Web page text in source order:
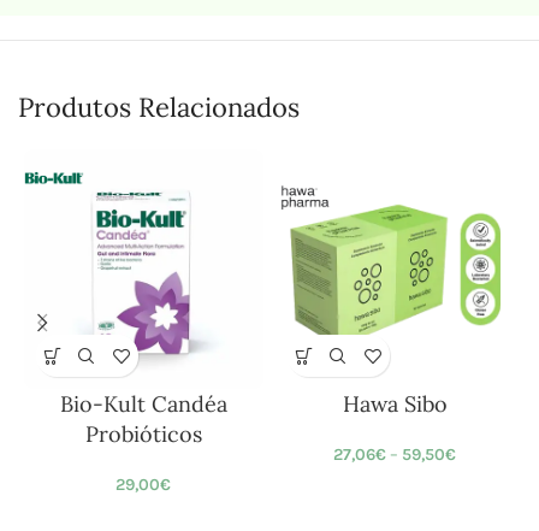
Produtos Relacionados
Bio-Kult Candéa
Probióticos
29,00€
Hawa Sibo
27,06€ – 59,50€